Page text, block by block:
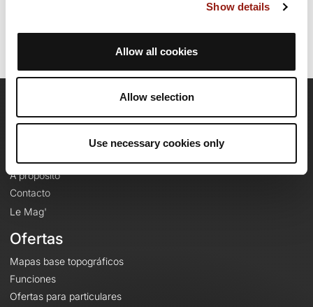
Show details
Allow all cookies
Allow selection
Use necessary cookies only
OpenRunner
A proposito
Contacto
Le Mag'
Ofertas
Mapas base topográficos
Funciones
Ofertas para particulares